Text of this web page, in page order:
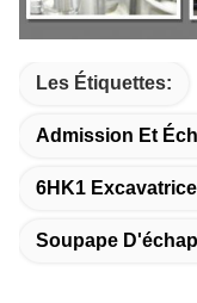
Les Étiquettes:
Admission Et
6HK1
Soupape